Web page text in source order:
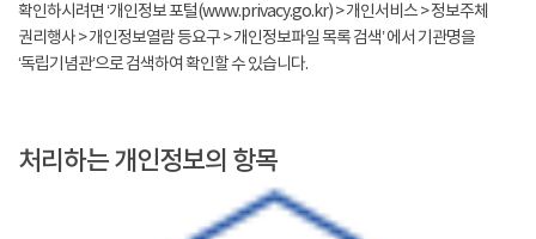
확인하시려면 ‘개인정보 포털(www.privacy.go.kr) > 개인서비스 > 정보주체
권리행사 > 개인정보열람 등요구 > 개인정보파일 목록 검색’ 에서 기관명을
‘독립기념관’으로 검색하여 확인할 수 있습니다.
처리하는 개인정보의 항목